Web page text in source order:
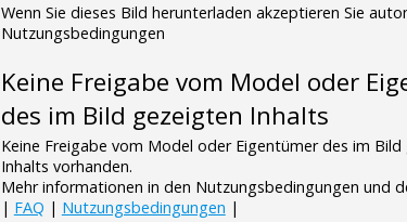
Wenn Sie dieses Bild herunterladen akzeptieren Sie
Nutzungsbedingungen
Keine Freigabe vom Model oder
des im Bild gezeigten Inhalts
Keine Freigabe vom Model oder Eigentümer des im Bild
Inhalts vorhanden.
Mehr informationen in den Nutzungsbedingungen und
| FAQ | Nutzungsbedingungen |